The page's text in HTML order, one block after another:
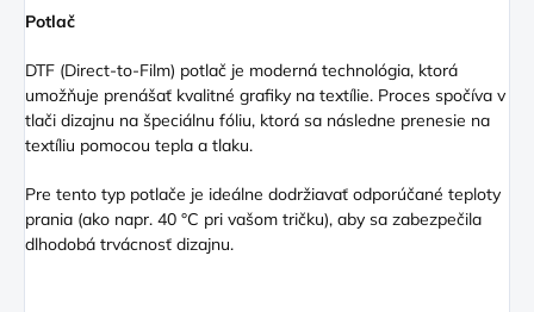
Potlač
DTF (Direct-to-Film) potlač je moderná technológia, ktorá
umožňuje prenášať kvalitné grafiky na textílie. Proces spočíva v
tlači dizajnu na špeciálnu fóliu, ktorá sa následne prenesie na
textíliu pomocou tepla a tlaku.
Pre tento typ potlače je ideálne dodržiavať odporúčané teploty
prania (ako napr. 40 °C pri vašom tričku), aby sa zabezpečila
dlhodobá trvácnosť dizajnu.